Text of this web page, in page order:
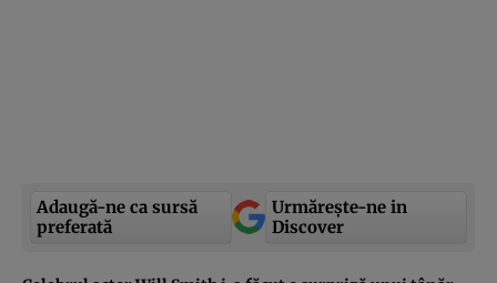
Adaugă-ne ca sursă
preferată
Urmărește-ne in
Discover